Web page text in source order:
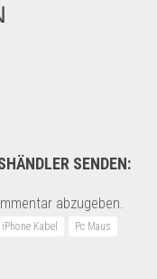
SENDEN:
abzugeben.
iPhone Kabel
Pc Maus